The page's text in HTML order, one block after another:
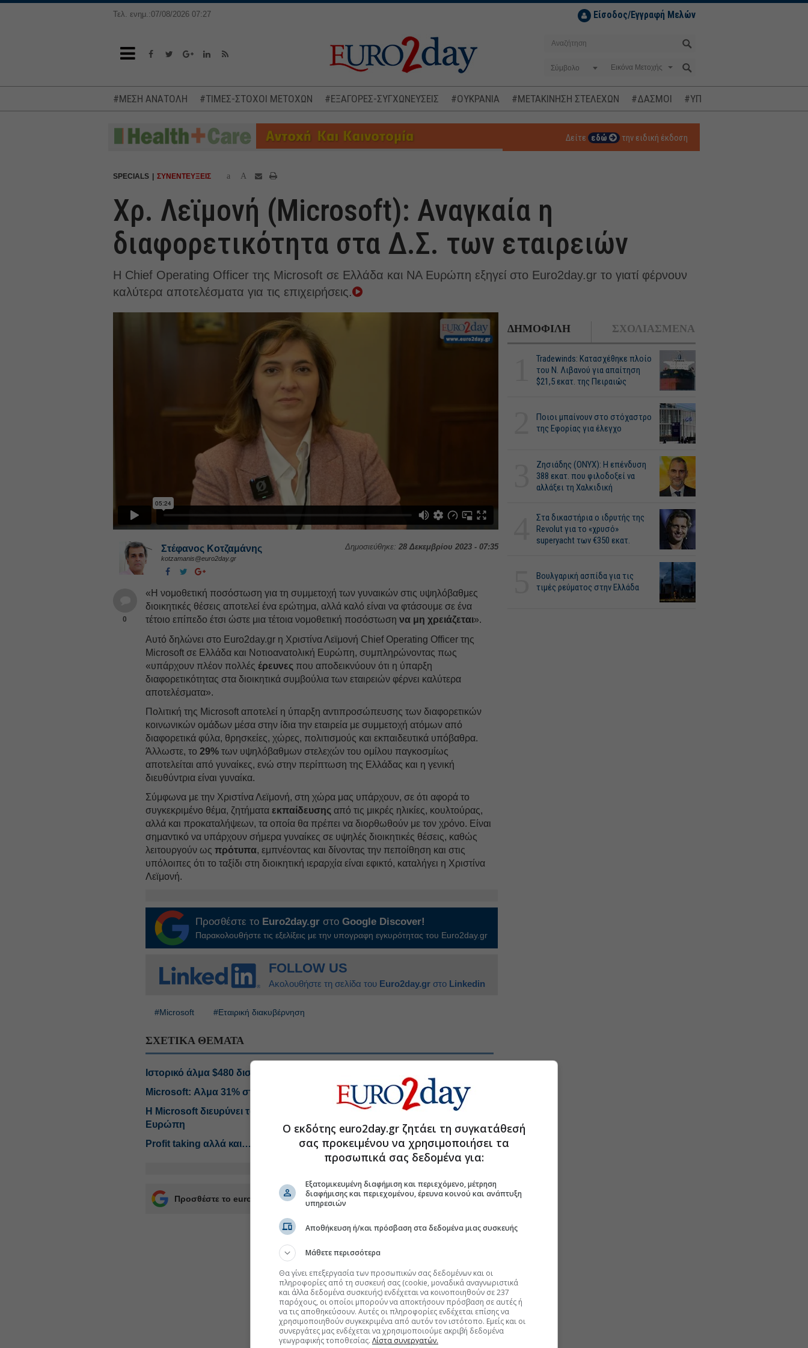
Τελ. ενημ.:07/08/2026 07:27 Είσοδος/Εγγραφή Μελών
Σύμβολο
#ΜΕΣΗ ΑΝΑΤΟΛΗ #ΤΙΜΕΣ-ΣΤΟΧΟΙ ΜΕΤΟΧΩΝ #ΕΞΑΓΟΡΕΣ-ΣΥΓΧΩΝΕΥΣΕΙΣ #ΟΥΚΡΑΝΙΑ #ΜΕΤΑΚΙΝΗΣΗ ΣΤΕΛΕΧΩΝ #ΔΑΣΜΟΙ #ΥΠΟΚΛΟΠΕΣ
Δείτε εδώ την ειδική έκδοση
SPECIALS ΣΥΝΕΝΤΕΥΞΕΙΣ a A
Χρ. Λεϊμονή (Microsoft): Αναγκαία η
διαφορετικότητα στα Δ.Σ. των εταιρειών
Η Chief Operating Officer της Microsoft σε Ελλάδα και ΝΑ Ευρώπη εξηγεί στο Euro2day.gr το γιατί φέρνουν
καλύτερα αποτελέσματα για τις επιχειρήσεις.
Δημοσιεύθηκε: 28 Δεκεμβρίου 2023 - 07:35
Στέφανος Kοτζαμάνης
kotzamanis@euro2day.gr
0
«Η νομοθετική ποσόστωση για τη συμμετοχή των γυναικών στις υψηλόβαθμες
διοικητικές θέσεις αποτελεί ένα ερώτημα, αλλά καλό είναι να φτάσουμε σε ένα
τέτοιο επίπεδο έτσι ώστε μια τέτοια νομοθετική ποσόστωσηνα μη χρειάζεται».
Αυτό δηλώνει στο Euro2day.gr η Χριστίνα Λεϊμονή Chief Operating Officer της
Microsoft σε Ελλάδα και Νοτιοανατολική Ευρώπη, συμπληρώνοντας πως
«υπάρχουν πλέον πολλέςέρευνες που αποδεικνύουν ότι η ύπαρξη
διαφορετικότητας στα διοικητικά συμβούλια των εταιρειών φέρνει καλύτερα
αποτελέσματα».
Πολιτική της Microsoft αποτελεί η ύπαρξη αντιπροσώπευσης των διαφορετικών
κοινωνικών ομάδων μέσα στην ίδια την εταιρεία με συμμετοχή ατόμων από
διαφορετικά φύλα, θρησκείες, χώρες, πολιτισμούς και εκπαιδευτικά υπόβαθρα.
Άλλωστε, το29% των υψηλόβαθμων στελεχών του ομίλου παγκοσμίως
αποτελείται από γυναίκες, ενώ στην περίπτωση της Ελλάδας και η γενική
διευθύντρια είναι γυναίκα.
Σύμφωνα με την Χριστίνα Λεϊμονή, στη χώρα μας υπάρχουν, σε ότι αφορά το
συγκεκριμένο θέμα, ζητήματαεκπαίδευσης από τις μικρές ηλικίες, κουλτούρας,
αλλά και προκαταλήψεων, τα οποία θα πρέπει να διορθωθούν με τον χρόνο. Είναι
σημαντικό να υπάρχουν σήμερα γυναίκες σε υψηλές διοικητικές θέσεις, καθώς
λειτουργούν ωςπρότυπα, εμπνέοντας και δίνοντας την πεποίθηση και στις
υπόλοιπες ότι το ταξίδι στη διοικητική ιεραρχία είναι εφικτό, καταλήγει η Χριστίνα
Λεϊμονή.
Προσθέστε το Euro2day.gr στοGoogle Discover!
Παρακολουθήστε τις εξελίξεις με την υπογραφη εγκυρότητας του Euro2day.gr
FOLLOW US
Ακολουθήστε τη σελίδα του Euro2day.gr στο Linkedin
#Microsoft #Εταιρική διακυβέρνηση
ΣΧΕΤΙΚΑ ΘΕΜΑΤΑ
Ιστορικό άλμα $480 δισ. για την κεφαλαιοποίηση της Microsoft
Microsoft: Αλμα 31% στα καθαρά κέρδη το δεύτερο τρίμηνο στα $35,8 δισ.
Η Microsoft διευρύνει τον περιφερειακό ρόλο της Ελλάδας στη Νότια
Ευρώπη
Profit taking αλλά και… νικητές στο Χρηματιστήριο
Προσθέστε το euro2day.gr στο Discover
ΔΗΜΟΦΙΛΗ ΣΧΟΛΙΑΣΜΕΝΑ
Tradewinds: Κατασχέθηκε πλοίο
του Ν. Λιβανού για απαίτηση
$21,5 εκατ. της Πειραιώς
Ποιοι μπαίνουν στο στόχαστρο
της Εφορίας για έλεγχο
Ζησιάδης (ONYX): Η επένδυση
388 εκατ. που φιλοδοξεί να
αλλάξει τη Χαλκιδική
Στα δικαστήρια ο ιδρυτής της
Revolut για το «χρυσό»
superyacht των €350 εκατ.
Βουλγαρική ασπίδα για τις
τιμές ρεύματος στην Ελλάδα
Ο εκδότης euro2day.gr ζητάει τη συγκατάθεσή
σας προκειμένου να χρησιμοποιήσει τα
προσωπικά σας δεδομένα για:
Εξατομικευμένη διαφήμιση και περιεχόμενο, μέτρηση
διαφήμισης και περιεχομένου, έρευνα κοινού και ανάπτυξη
υπηρεσιών
Αποθήκευση ή/και πρόσβαση στα δεδομένα μιας συσκευής
Μάθετε περισσότερα
Θα γίνει επεξεργασία των προσωπικών σας δεδομένων και οι
πληροφορίες από τη συσκευή σας (cookie, μοναδικά αναγνωριστικά
και άλλα δεδομένα συσκευής) ενδέχεται να κοινοποιηθούν σε 237
παρόχους, οι οποίοι μπορούν να αποκτήσουν πρόσβαση σε αυτές ή
να τις αποθηκεύσουν. Αυτές οι πληροφορίες ενδέχεται επίσης να
χρησιμοποιηθούν συγκεκριμένα από αυτόν τον ιστότοπο. Εμείς και οι
συνεργάτες μας ενδέχεται να χρησιμοποιούμε ακριβή δεδομένα
γεωγραφικής τοποθεσίας. Λίστα συνεργατών.